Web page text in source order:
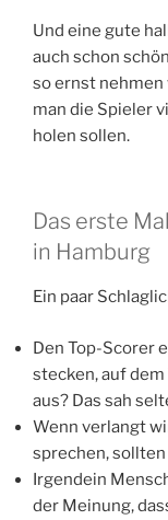
Und eine gute
auch schon
so ernst
man die Spieler
holen sollen.
Das erste
in Hamburg
Ein paar
Den Top-Scorer
stecken, auf
aus? Das sah
Wenn verlangt
sprechen, sollten
Irgendein
der Meinung,